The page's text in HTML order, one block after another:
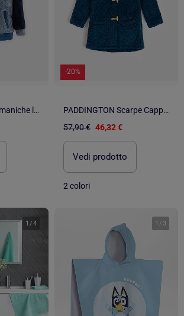
Cappotto caldo a maniche lunghe LOIS per ragazzi
-20%
PADDINGTON Scarpe Cappotto Manica Lunga per Bambino
57,90 € 46,32 €
Vedi prodotto
2 colori
1 /4 1 / 3